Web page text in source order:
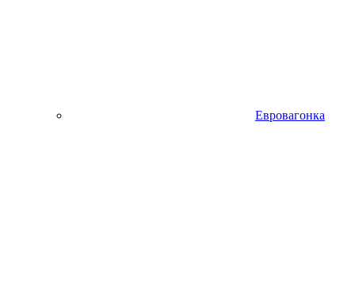
Евровагонка